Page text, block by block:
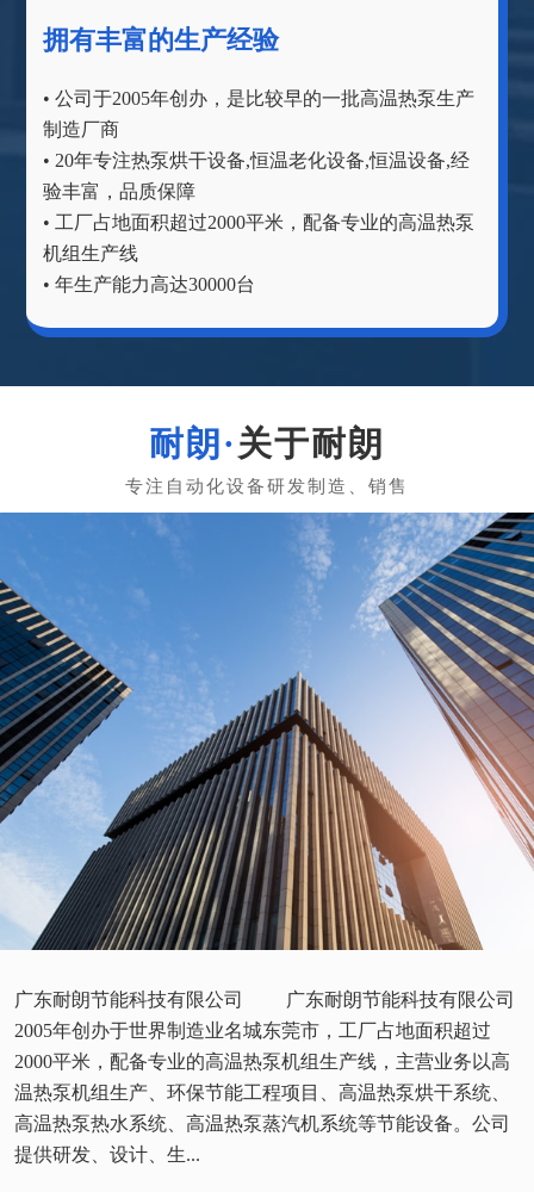
拥有丰富的生产经验
• 公司于2005年创办，是比较早的一批高温热泵生产
制造厂商
• 20年专注热泵烘干设备,恒温老化设备,恒温设备,经
验丰富，品质保障
• 工厂占地面积超过2000平米，配备专业的高温热泵
机组生产线
• 年生产能力高达30000台
关于耐朗
广东耐朗节能科技有限公司 广东耐朗节能科技有限公司
2005年创办于世界制造业名城东莞市，工厂占地面积超过
2000平米，配备专业的高温热泵机组生产线，主营业务以高
温热泵机组生产、环保节能工程项目、高温热泵烘干系统、
高温热泵热水系统、高温热泵蒸汽机系统等节能设备。公司
提供研发、设计、生...